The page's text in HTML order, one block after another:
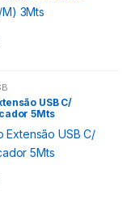
USB C/
5Mts